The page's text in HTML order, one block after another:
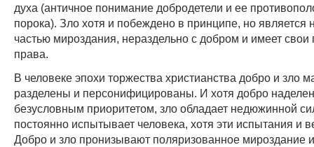
духа (античное понимание добродетели и ее
порока). Зло хотя и побеждено в принципе, но является
частью мироздания, нераздельно с добром и имеет
права.
В человеке эпохи торжества христианства добро и зло
разделены и персонифицированы. И хотя добро
безусловным приоритетом, зло обладает недюжинной
постоянно испытывает человека, хотя эти испытания и
Добро и зло пронизывают поляризованное мироздание